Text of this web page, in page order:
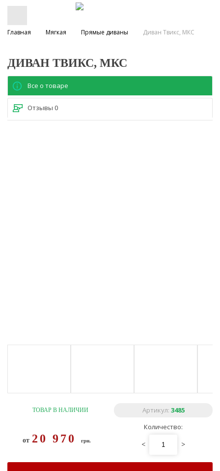
Главная Мягкая Прямые диваны Диван Твикс, МКС
ДИВАН ТВИКС, МКС
Все о товаре
Отзывы 0
ТОВАР В НАЛИЧИИ Артикул: 3485
от 20 970 грн.
Количество:
< >